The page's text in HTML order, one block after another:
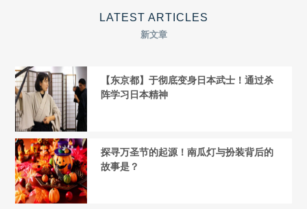
LATEST ARTICLES
新文章
【东京都】于彻底变身日本武士！通过杀
阵学习日本精神
探寻万圣节的起源！南瓜灯与扮装背后的
故事是？